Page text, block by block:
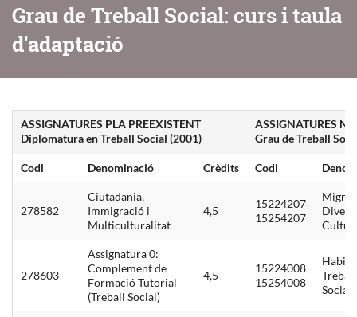
Grau de Treball Social: curs i taula
d'adaptació
ASSIGNATURES PLA PREEXISTENT
Diplomatura en Treball Social (2001)
ASSIGNATURES
Grau de Treball
Codi Denominació Crèdits Codi
278582
Ciutadania,
Immigració i
Multiculturalitat
4,5
15224207
15254207
278603
Assignatura 0:
Complement de
Formació Tutorial
(Treball Social)
4,5
15224008
15254008
Social